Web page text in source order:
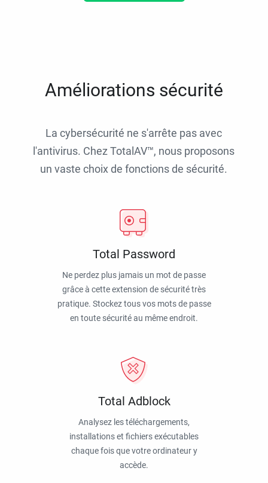
Améliorations sécurité
La cybersécurité ne s'arrête pas avec
l'antivirus. Chez TotalAV™, nous proposons
un vaste choix de fonctions de sécurité.
Total Password
Ne perdez plus jamais un mot de passe
grâce à cette extension de sécurité très
pratique. Stockez tous vos mots de passe
en toute sécurité au même endroit.
Total Adblock
Analysez les téléchargements,
installations et fichiers exécutables
chaque fois que votre ordinateur y
accède.